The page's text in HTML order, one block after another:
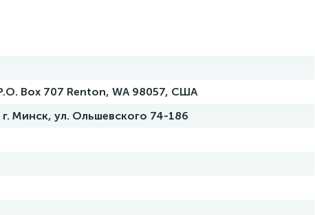
Box 707 Renton, WA 98057, США
Минск, ул. Ольшевского 74-186